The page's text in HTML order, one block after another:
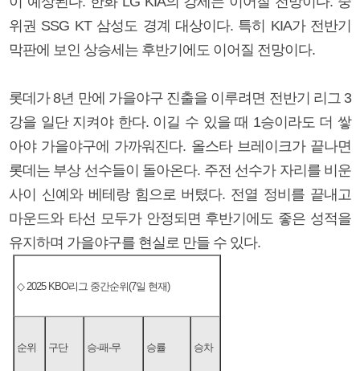
위권 SSG KT 삼성도 경계 대상이다. 특히 KIA가 전반기
막판에 보인 상승세는 후반기에도 이어질 전망이다.
롯데가 8년 만에 가을야구 진출을 이루려면 전반기 리그 3
강을 일단 지켜야 한다. 이길 수 있을 때 1승이라도 더 쌓
아야 가을야구에 가까워진다. 올스타 브레이크가 끝나면
롯데는 부상 선수들이 돌아온다. 주전 선수가 자리를 비운
사이 신예와 베테랑 힘으로 버텼다. 전열 정비를 끝내고
마운드와 타선 모두가 안정되면 후반기에도 좋은 성적을
유지하며 가을야구를 현실로 만들 수 있다.
◇ 2025 KBO리그 중간순위(7일 현재)
순위 구단 승-패-무 승률 승차